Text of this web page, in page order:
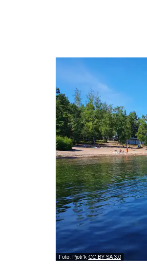
Foto: Pjotr'k CC BY-SA 3.0